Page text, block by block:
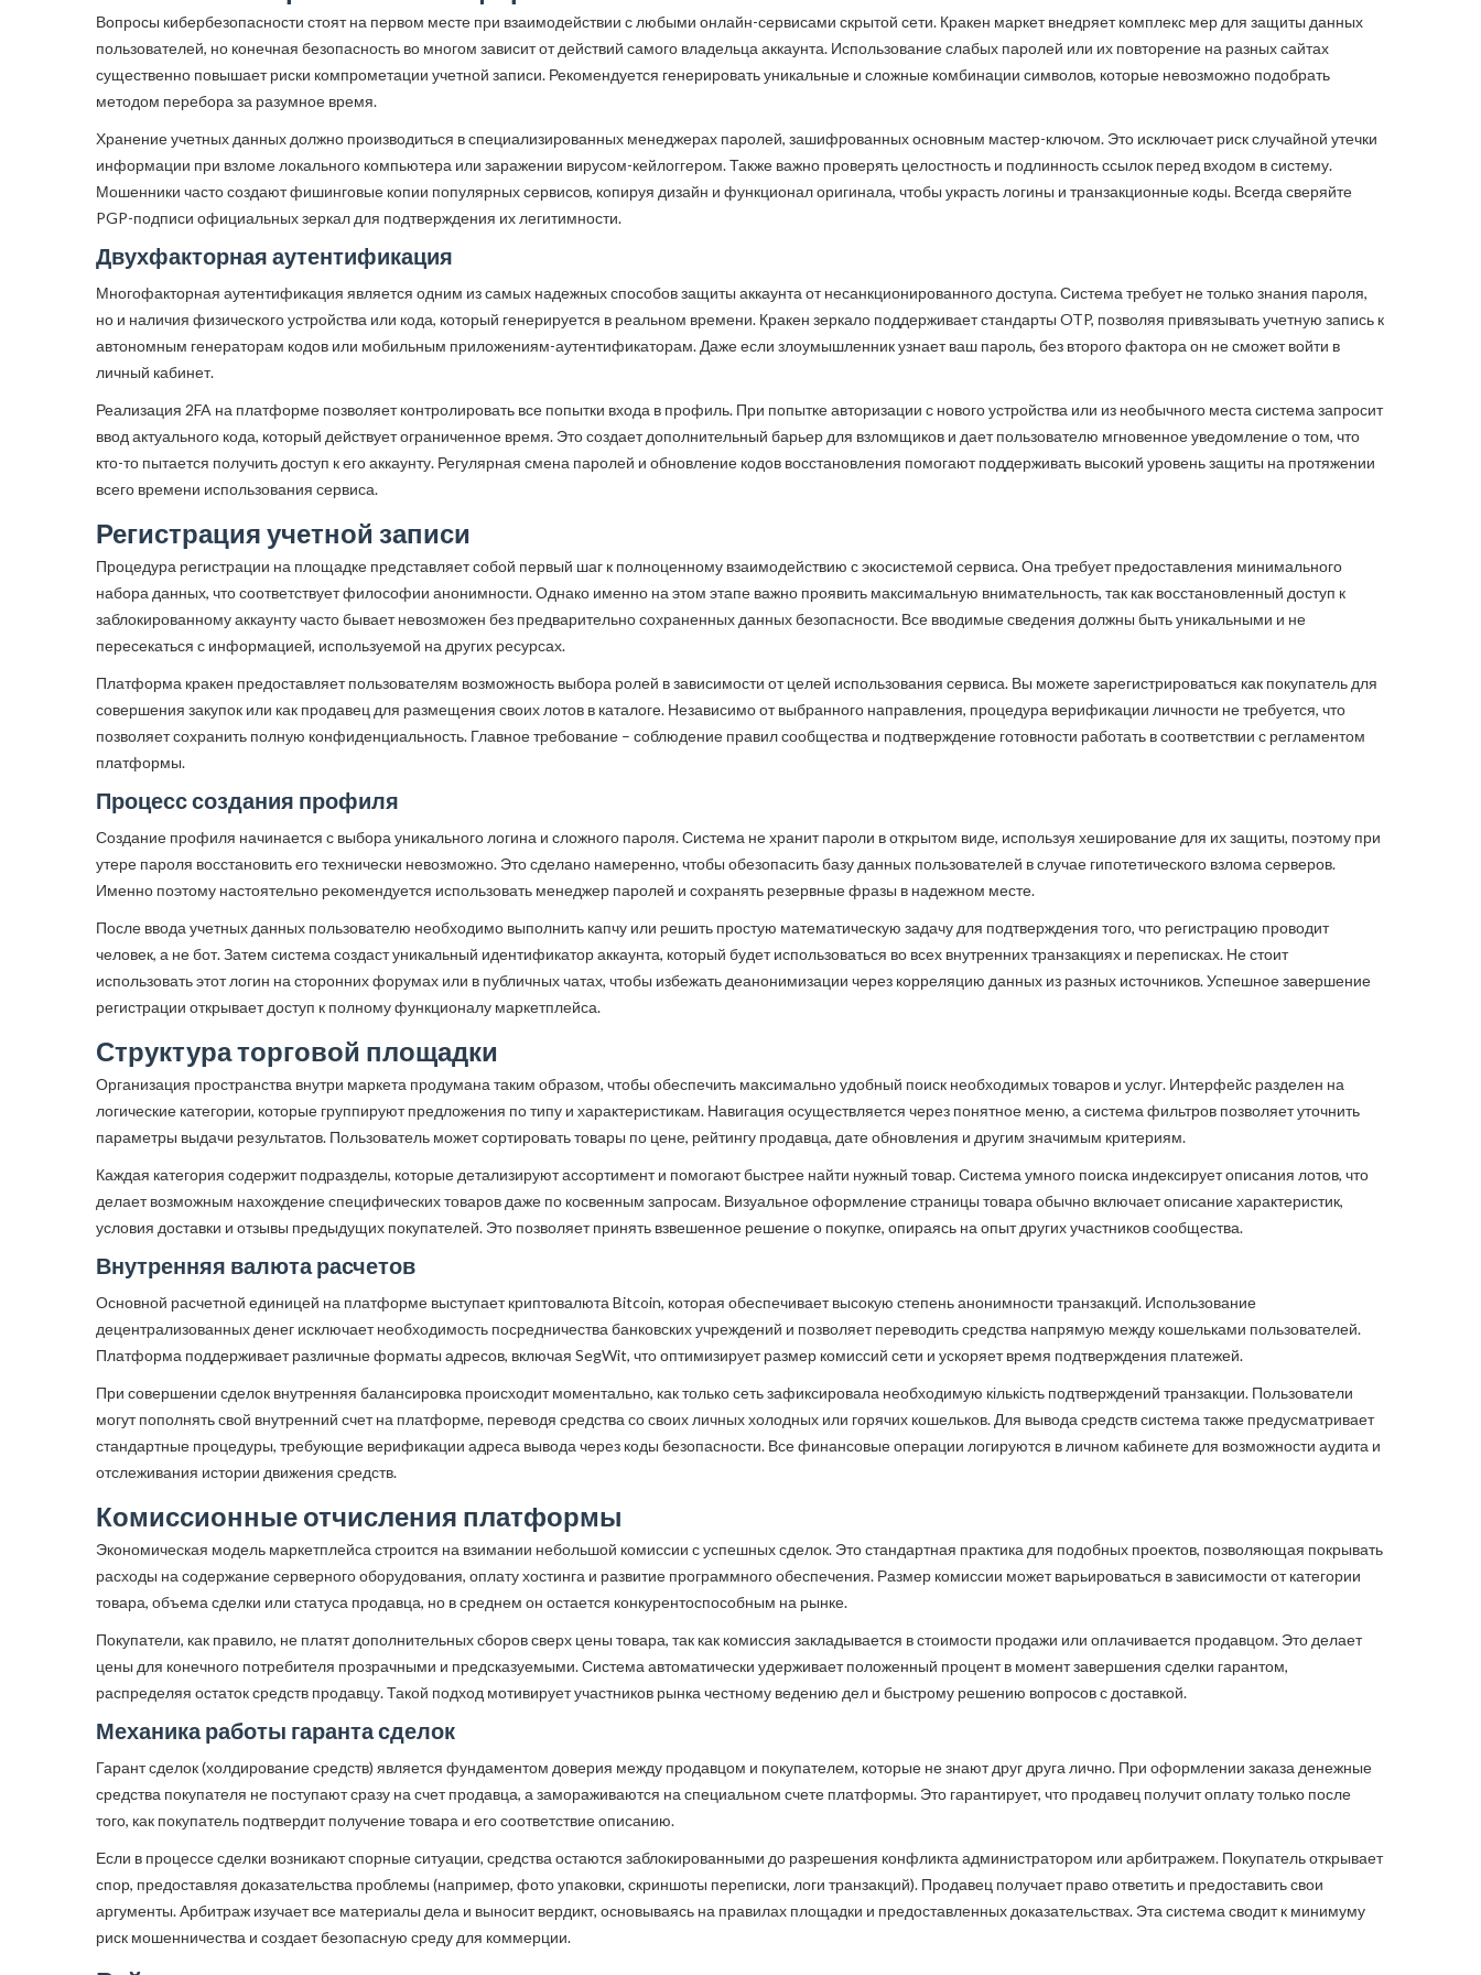
Вопросы кибербезопасности стоят на первом месте при взаимодействии с любыми онлайн-сервисами скрытой сети. Кракен маркет внедряет комплекс мер для защиты данных
пользователей, но конечная безопасность во многом зависит от действий самого владельца аккаунта. Использование слабых паролей или их повторение на разных сайтах
существенно повышает риски компрометации учетной записи. Рекомендуется генерировать уникальные и сложные комбинации символов, которые невозможно подобрать
методом перебора за разумное время.
Хранение учетных данных должно производиться в специализированных менеджерах паролей, зашифрованных основным мастер-ключом. Это исключает риск случайной утечки
информации при взломе локального компьютера или заражении вирусом-кейлоггером. Также важно проверять целостность и подлинность ссылок перед входом в систему.
Мошенники часто создают фишинговые копии популярных сервисов, копируя дизайн и функционал оригинала, чтобы украсть логины и транзакционные коды. Всегда сверяйте
PGP-подписи официальных зеркал для подтверждения их легитимности.
Двухфакторная аутентификация
Многофакторная аутентификация является одним из самых надежных способов защиты аккаунта от несанкционированного доступа. Система требует не только знания пароля,
но и наличия физического устройства или кода, который генерируется в реальном времени. Кракен зеркало поддерживает стандарты OTP, позволяя привязывать учетную запись к
автономным генераторам кодов или мобильным приложениям-аутентификаторам. Даже если злоумышленник узнает ваш пароль, без второго фактора он не сможет войти в
личный кабинет.
Реализация 2FA на платформе позволяет контролировать все попытки входа в профиль. При попытке авторизации с нового устройства или из необычного места система запросит
ввод актуального кода, который действует ограниченное время. Это создает дополнительный барьер для взломщиков и дает пользователю мгновенное уведомление о том, что
кто-то пытается получить доступ к его аккаунту. Регулярная смена паролей и обновление кодов восстановления помогают поддерживать высокий уровень защиты на протяжении
всего времени использования сервиса.
Регистрация учетной записи
Процедура регистрации на площадке представляет собой первый шаг к полноценному взаимодействию с экосистемой сервиса. Она требует предоставления минимального
набора данных, что соответствует философии анонимности. Однако именно на этом этапе важно проявить максимальную внимательность, так как восстановленный доступ к
заблокированному аккаунту часто бывает невозможен без предварительно сохраненных данных безопасности. Все вводимые сведения должны быть уникальными и не
пересекаться с информацией, используемой на других ресурсах.
Платформа кракен предоставляет пользователям возможность выбора ролей в зависимости от целей использования сервиса. Вы можете зарегистрироваться как покупатель для
совершения закупок или как продавец для размещения своих лотов в каталоге. Независимо от выбранного направления, процедура верификации личности не требуется, что
позволяет сохранить полную конфиденциальность. Главное требование – соблюдение правил сообщества и подтверждение готовности работать в соответствии с регламентом
платформы.
Процесс создания профиля
Создание профиля начинается с выбора уникального логина и сложного пароля. Система не хранит пароли в открытом виде, используя хеширование для их защиты, поэтому при
утере пароля восстановить его технически невозможно. Это сделано намеренно, чтобы обезопасить базу данных пользователей в случае гипотетического взлома серверов.
Именно поэтому настоятельно рекомендуется использовать менеджер паролей и сохранять резервные фразы в надежном месте.
После ввода учетных данных пользователю необходимо выполнить капчу или решить простую математическую задачу для подтверждения того, что регистрацию проводит
человек, а не бот. Затем система создаст уникальный идентификатор аккаунта, который будет использоваться во всех внутренних транзакциях и переписках. Не стоит
использовать этот логин на сторонних форумах или в публичных чатах, чтобы избежать деанонимизации через корреляцию данных из разных источников. Успешное завершение
регистрации открывает доступ к полному функционалу маркетплейса.
Структура торговой площадки
Организация пространства внутри маркета продумана таким образом, чтобы обеспечить максимально удобный поиск необходимых товаров и услуг. Интерфейс разделен на
логические категории, которые группируют предложения по типу и характеристикам. Навигация осуществляется через понятное меню, а система фильтров позволяет уточнить
параметры выдачи результатов. Пользователь может сортировать товары по цене, рейтингу продавца, дате обновления и другим значимым критериям.
Каждая категория содержит подразделы, которые детализируют ассортимент и помогают быстрее найти нужный товар. Система умного поиска индексирует описания лотов, что
делает возможным нахождение специфических товаров даже по косвенным запросам. Визуальное оформление страницы товара обычно включает описание характеристик,
условия доставки и отзывы предыдущих покупателей. Это позволяет принять взвешенное решение о покупке, опираясь на опыт других участников сообщества.
Внутренняя валюта расчетов
Основной расчетной единицей на платформе выступает криптовалюта Bitcoin, которая обеспечивает высокую степень анонимности транзакций. Использование
децентрализованных денег исключает необходимость посредничества банковских учреждений и позволяет переводить средства напрямую между кошельками пользователей.
Платформа поддерживает различные форматы адресов, включая SegWit, что оптимизирует размер комиссий сети и ускоряет время подтверждения платежей.
При совершении сделок внутренняя балансировка происходит моментально, как только сеть зафиксировала необходимую кількість подтверждений транзакции. Пользователи
могут пополнять свой внутренний счет на платформе, переводя средства со своих личных холодных или горячих кошельков. Для вывода средств система также предусматривает
стандартные процедуры, требующие верификации адреса вывода через коды безопасности. Все финансовые операции логируются в личном кабинете для возможности аудита и
отслеживания истории движения средств.
Комиссионные отчисления платформы
Экономическая модель маркетплейса строится на взимании небольшой комиссии с успешных сделок. Это стандартная практика для подобных проектов, позволяющая покрывать
расходы на содержание серверного оборудования, оплату хостинга и развитие программного обеспечения. Размер комиссии может варьироваться в зависимости от категории
товара, объема сделки или статуса продавца, но в среднем он остается конкурентоспособным на рынке.
Покупатели, как правило, не платят дополнительных сборов сверх цены товара, так как комиссия закладывается в стоимости продажи или оплачивается продавцом. Это делает
цены для конечного потребителя прозрачными и предсказуемыми. Система автоматически удерживает положенный процент в момент завершения сделки гарантом,
распределяя остаток средств продавцу. Такой подход мотивирует участников рынка честному ведению дел и быстрому решению вопросов с доставкой.
Механика работы гаранта сделок
Гарант сделок (холдирование средств) является фундаментом доверия между продавцом и покупателем, которые не знают друг друга лично. При оформлении заказа денежные
средства покупателя не поступают сразу на счет продавца, а замораживаются на специальном счете платформы. Это гарантирует, что продавец получит оплату только после
того, как покупатель подтвердит получение товара и его соответствие описанию.
Если в процессе сделки возникают спорные ситуации, средства остаются заблокированными до разрешения конфликта администратором или арбитражем. Покупатель открывает
спор, предоставляя доказательства проблемы (например, фото упаковки, скриншоты переписки, логи транзакций). Продавец получает право ответить и предоставить свои
аргументы. Арбитраж изучает все материалы дела и выносит вердикт, основываясь на правилах площадки и предоставленных доказательствах. Эта система сводит к минимуму
риск мошенничества и создает безопасную среду для коммерции.